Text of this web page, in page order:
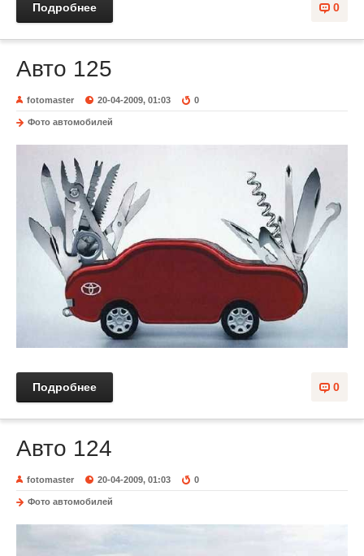
0
Подробнее
Авто 125
fotomaster 20-04-2009, 01:03 0
Фото автомобилей
0
Подробнее
Авто 124
fotomaster 20-04-2009, 01:03 0
Фото автомобилей